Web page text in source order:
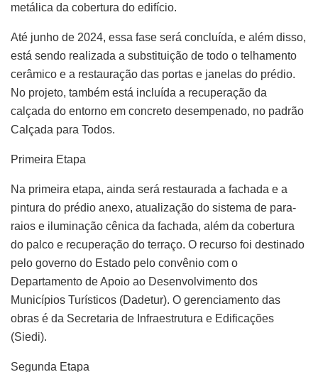
metálica da cobertura do edifício.
Até junho de 2024, essa fase será concluída, e além disso,
está sendo realizada a substituição de todo o telhamento
cerâmico e a restauração das portas e janelas do prédio.
No projeto, também está incluída a recuperação da
calçada do entorno em concreto desempenado, no padrão
Calçada para Todos.
Primeira Etapa
Na primeira etapa, ainda será restaurada a fachada e a
pintura do prédio anexo, atualização do sistema de para-
raios e iluminação cênica da fachada, além da cobertura
do palco e recuperação do terraço. O recurso foi destinado
pelo governo do Estado pelo convênio com o
Departamento de Apoio ao Desenvolvimento dos
Municípios Turísticos (Dadetur). O gerenciamento das
obras é da Secretaria de Infraestrutura e Edificações
(Siedi).
Segunda Etapa